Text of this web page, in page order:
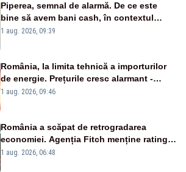
Piperea, semnal de alarmă. De ce este
bine să avem bani cash, în contextul
alertei energetice?
1 aug. 2026, 09:39
România, la limita tehnică a importurilor
de energie. Prețurile cresc alarmant -
Analiză Realitatea Plus
1 aug. 2026, 09:46
România a scăpat de retrogradarea
economiei. Agenția Fitch menține ratingul
„BBB-” cu perspectivă negativă
1 aug. 2026, 06:48